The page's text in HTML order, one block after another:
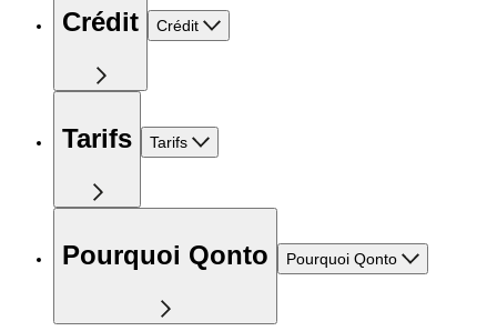
Crédit Crédit
Tarifs Tarifs
Pourquoi Qonto Pourquoi Qonto